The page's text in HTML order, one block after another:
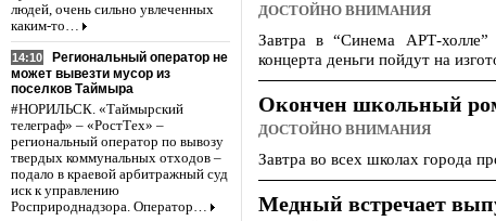
людей, очень сильно увлеченных
каким-то…
14:10
Региональный оператор не
может вывезти мусор из
поселков Таймыра
#НОРИЛЬСК. «Таймырский
телеграф» – «РостТех» –
региональный оператор по вывозу
твердых коммунальных отходов –
подало в краевой арбитражный суд
иск к управлению
Росприроднадзора. Оператор…
ДОСТОЙНО ВНИМАНИЯ
Завтра в “Синема АРТ-
концерта деньги пойдут на
Окончен школьный
ДОСТОЙНО ВНИМАНИЯ
Завтра во всех школах города
Медный встречает